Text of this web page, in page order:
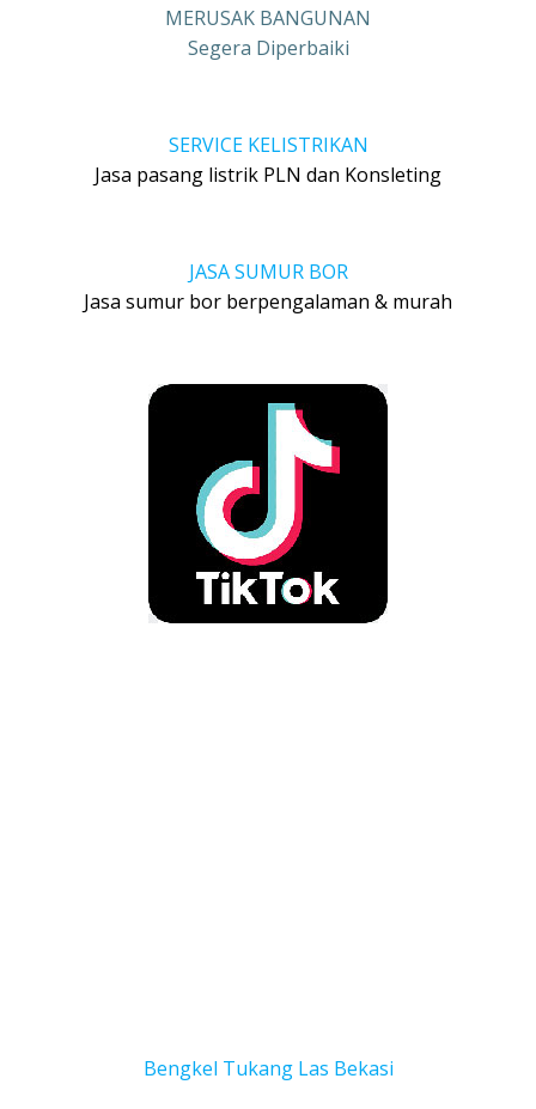
MERUSAK BANGUNAN
Segera Diperbaiki
SERVICE KELISTRIKAN
Jasa pasang listrik PLN dan Konsleting
JASA SUMUR BOR
Jasa sumur bor berpengalaman & murah
Bengkel Tukang Las Bekasi